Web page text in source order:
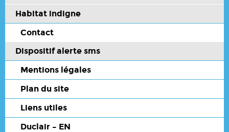
Habitat indigne
Contact
Dispositif alerte sms
Mentions légales
Plan du site
Liens utiles
Duclair – EN